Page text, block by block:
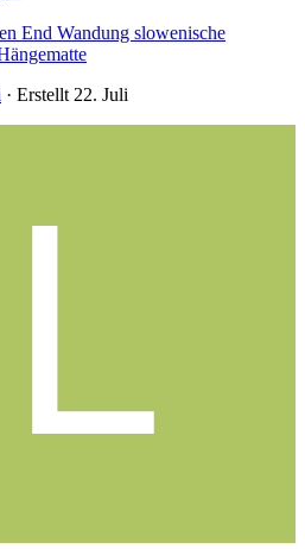
End Wandung slowenische
· Erstellt 22. Juli